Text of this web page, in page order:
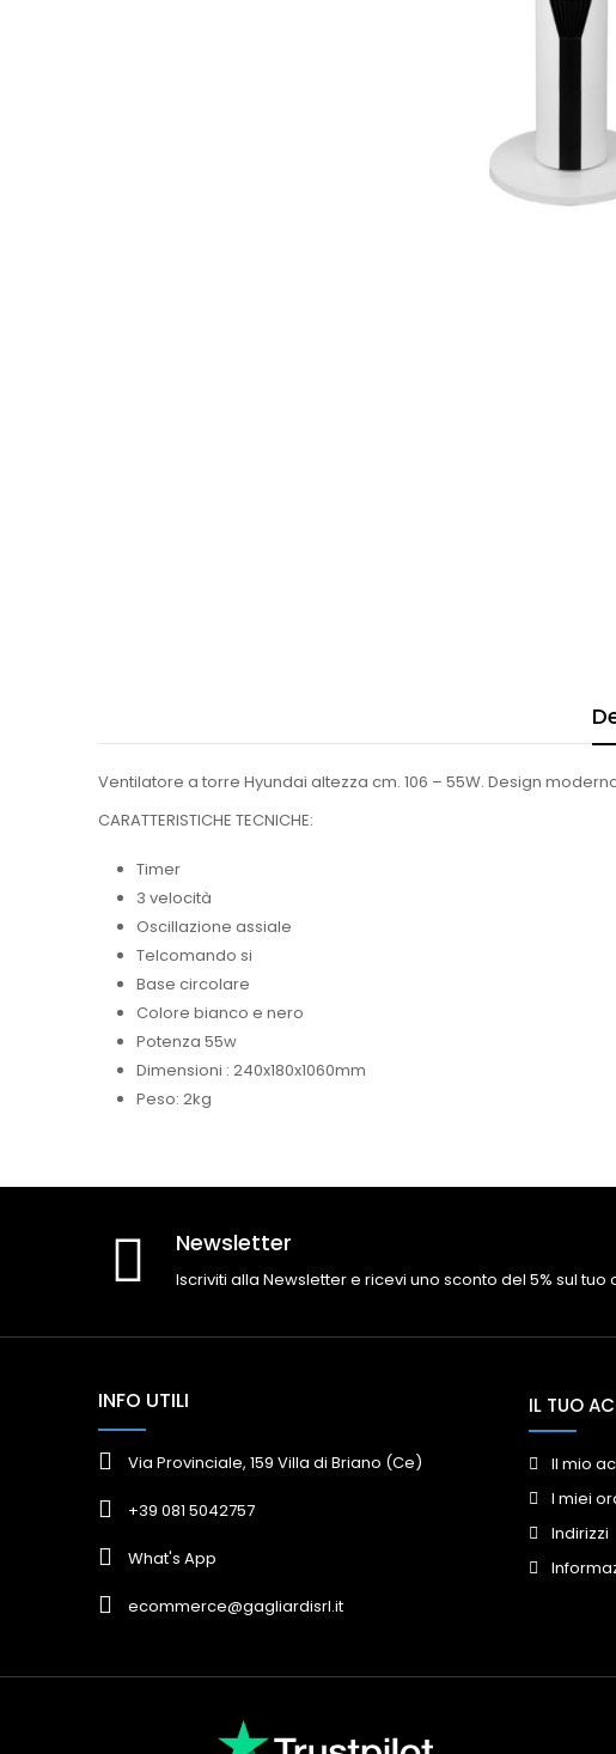
Ventilatore a torre Hyundai altezza cm. 106 – 55W. Design
CARATTERISTICHE TECNICHE:
Timer
3 velocità
Oscillazione assiale
Telcomando si
Base circolare
Colore bianco e nero
Potenza 55w
Dimensioni : 240x180x1060mm
Peso: 2kg
Newsletter
Iscriviti alla Newsletter e ricevi uno sconto del 5% sul tuo
INFO UTILI
Via Provinciale, 159 Villa di Briano (Ce)
+39 081 5042757
What's App
ecommerce@gagliardisrl.it
IL TUO
Il mio
I miei
Indirizzi